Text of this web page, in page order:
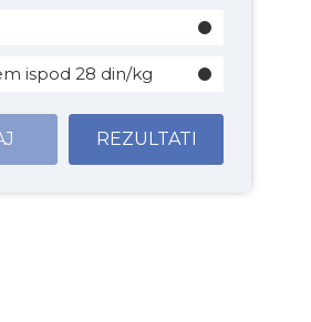
ispod 28 din/kg
REZULTATI